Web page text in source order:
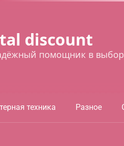
discount
помощник в
техника Разное